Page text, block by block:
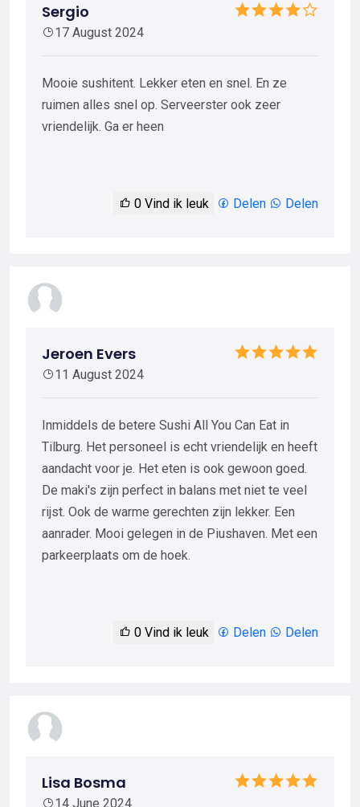
Sergio
17 August 2024
Mooie sushitent. Lekker eten en snel. En ze
ruimen alles snel op. Serveerster ook zeer
vriendelijk. Ga er heen
0 Vind ik leuk Delen Delen
Jeroen Evers
11 August 2024
Inmiddels de betere Sushi All You Can Eat in
Tilburg. Het personeel is echt vriendelijk en heeft
aandacht voor je. Het eten is ook gewoon goed.
De maki's zijn perfect in balans met niet te veel
rijst. Ook de warme gerechten zijn lekker. Een
aanrader. Mooi gelegen in de Piushaven. Met een
parkeerplaats om de hoek.
0 Vind ik leuk Delen Delen
Lisa Bosma
14 June 2024